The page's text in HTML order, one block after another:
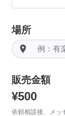
場所
room
販売金額
¥500
依頼相談後、メッ